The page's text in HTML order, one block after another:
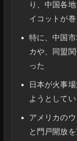
り、中国各
イコットが
特に、中国
カや、同盟
った
日本が火事
ようとしてい
アメリカの
と門戸開放